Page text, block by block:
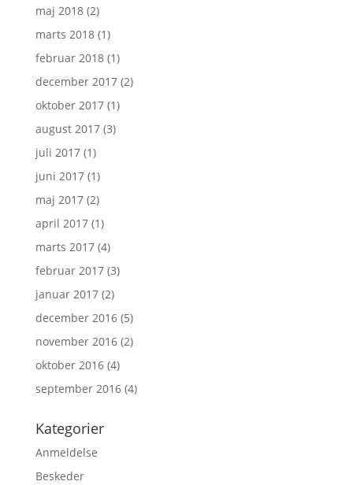
maj 2018(2)
marts 2018(1)
februar 2018(1)
december 2017(2)
oktober 2017(1)
august 2017(3)
juli 2017(1)
juni 2017(1)
maj 2017(2)
april 2017(1)
marts 2017(4)
februar 2017(3)
januar 2017(2)
december 2016(5)
november 2016(2)
oktober 2016(4)
september 2016(4)
Kategorier
Anmeldelse
Beskeder